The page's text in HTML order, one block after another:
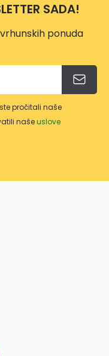
SADA!
ponuda
pročitali naše
našeuslove